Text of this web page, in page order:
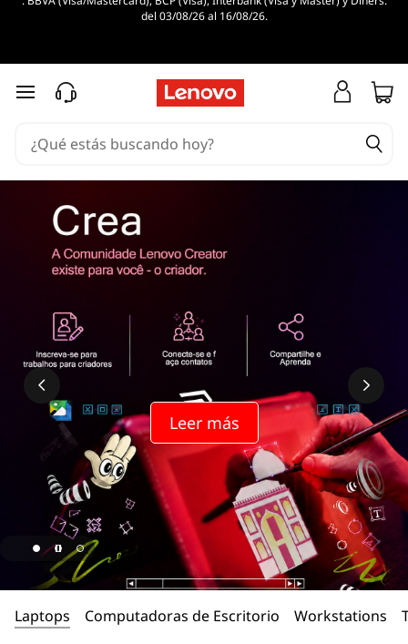
Q
u
e
del 03/08/26 al 16/08/26.
Ir al contenido principal
Leer más
Laptops Computadoras de Escritorio Workstations